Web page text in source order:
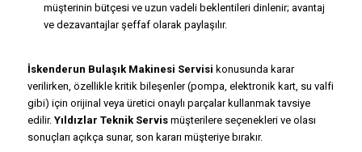
müşterinin bütçesi ve uzun vadeli beklentileri dinlenir; avantaj
ve dezavantajlar şeffaf olarak paylaşılır.
İskenderun Bulaşık Makinesi Servisi konusunda karar
verilirken, özellikle kritik bileşenler (pompa, elektronik kart, su valfi
gibi) için orijinal veya üretici onaylı parçalar kullanmak tavsiye
edilir. Yıldızlar Teknik Servismüşterilere seçenekleri ve olası
sonuçları açıkça sunar, son kararı müşteriye bırakır.